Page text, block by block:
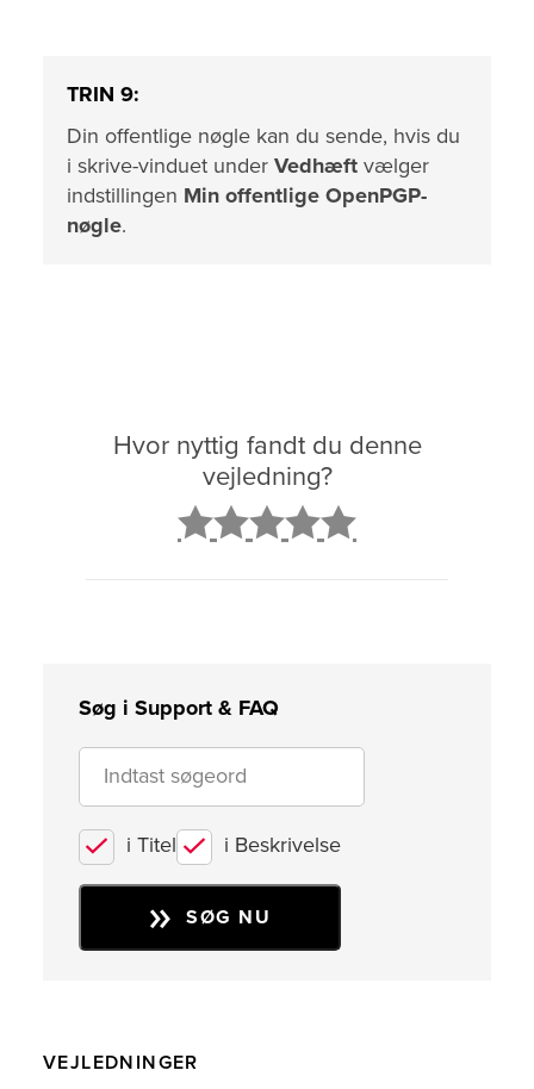
TRIN 9:
Din offentlige nøgle kan du sende, hvis du
i skrive-vinduet under Vedhæft vælger
indstillingen Min offentlige OpenPGP-
nøgle.
Hvor nyttig fandt du denne
vejledning?
Søg i Support & FAQ
i Titel i Beskrivelse
SØG NU
VEJLEDNINGER